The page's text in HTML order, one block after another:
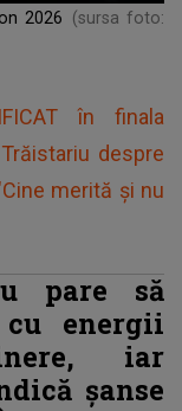
2026
(sursa foto:
în finala
despre
merită și nu
pare să
energii
iar
șanse